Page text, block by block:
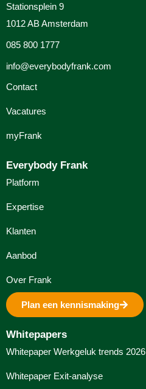
Stationsplein 9
1012 AB Amsterdam
085 800 1777
info@everybodyfrank.com
Contact
Vacatures
myFrank
Everybody Frank
Platform
Expertise
Klanten
Aanbod
Over Frank
Plan een kennismaking
Whitepapers
Whitepaper Werkgeluk trends 2026
Whitepaper Exit-analyse